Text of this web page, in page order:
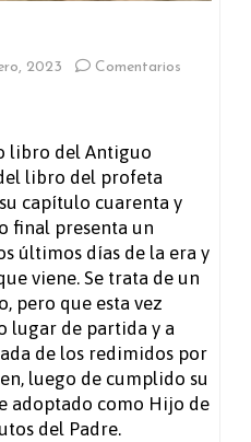
2023 Comentarios
libro del Antiguo
libro del profeta
capítulo cuarenta y
final presenta un
últimos días de la era y
viene. Se trata de un
pero que esta vez
lugar de partida y a
de los redimidos por
luego de cumplido su
adoptado como Hijo de
del Padre.